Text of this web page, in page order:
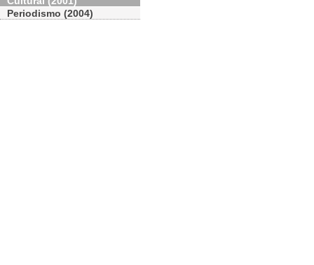
Periodismo (2004)